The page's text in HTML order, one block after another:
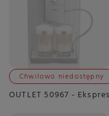
Chwilowo niedostępny
OUTLET 50967 -